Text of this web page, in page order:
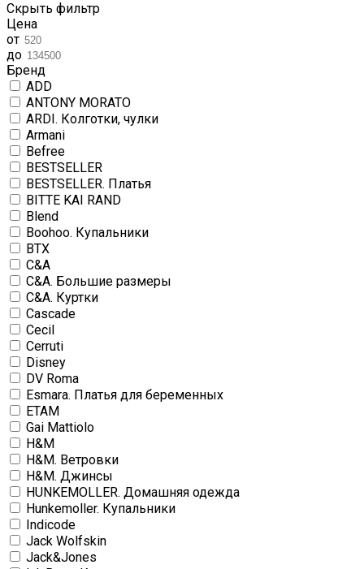
Скрыть фильтр
Цена
от
до
Бренд
ADD
ANTONY MORATO
ARDI. Колготки, чулки
Armani
Befree
BESTSELLER
BESTSELLER. Платья
BITTE KAI RAND
Blend
Boohoo. Купальники
BTX
C&A
C&A. Большие размеры
C&A. Куртки
Cascade
Cecil
Cerruti
Disney
DV Roma
Esmara. Платья для беременных
ETAM
Gai Mattiolo
H&M
H&M. Ветровки
H&M. Джинсы
HUNKEMOLLER. Домашняя одежда
Hunkemoller. Купальники
Indicode
Jack Wolfskin
Jack&Jones